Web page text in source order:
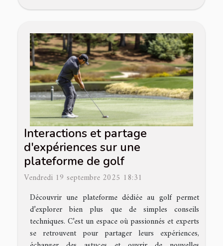
Interactions et partage
d'expériences sur une
plateforme de golf
Vendredi 19 septembre 2025 18:31
Découvrir une plateforme dédiée au golf permet
d’explorer bien plus que de simples conseils
techniques. C’est un espace où passionnés et experts
se retrouvent pour partager leurs expériences,